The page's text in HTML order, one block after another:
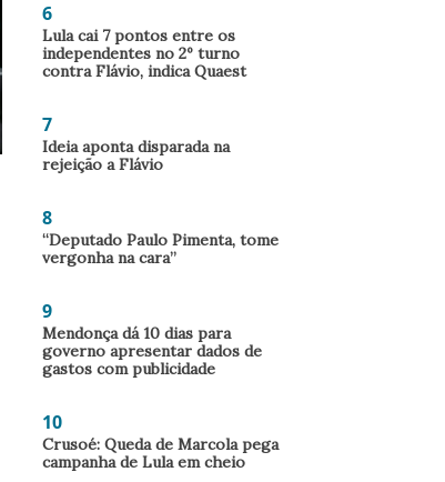
6
Lula cai 7 pontos entre os
independentes no 2º turno
contra Flávio, indica Quaest
7
Ideia aponta disparada na
rejeição a Flávio
8
“Deputado Paulo Pimenta, tome
vergonha na cara”
9
Mendonça dá 10 dias para
governo apresentar dados de
gastos com publicidade
10
Crusoé: Queda de Marcola pega
campanha de Lula em cheio